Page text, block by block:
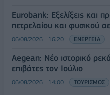
Eurobank: Εξελίξεις και
πετρελαίου και φυσικού
06/08/2026 - 16:20 ΕΝΕΡΓΕΙΑ
Aegean: Νέο ιστορικό
επιβάτες τον Ιούλιο
06/08/2026 - 14:00 ΤΟΥΡΙΣΜΟΣ